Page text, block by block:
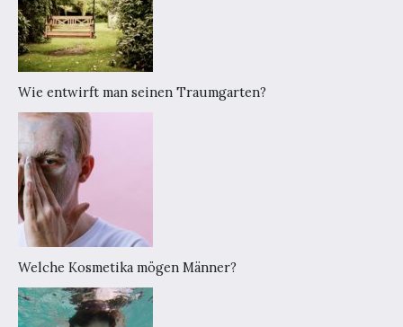
Wie entwirft man seinen Traumgarten?
Welche Kosmetika mögen Männer?